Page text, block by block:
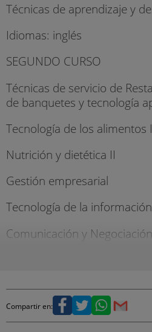
Técnicas de aprendizaje y
Idiomas: inglés
SEGUNDO CURSO
Técnicas de servicio de
de banquetes y tecnología
Tecnología de los alimentos
Nutrición y dietética II
Gestión empresarial
Tecnología de la información
Comunicación y Negociación
Idiomas: inglés
TERCER CURSO
Compartir en: